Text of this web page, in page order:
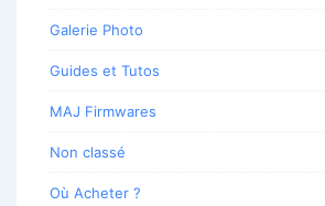
Galerie Photo
Guides et Tutos
MAJ Firmwares
Non classé
Où Acheter ?